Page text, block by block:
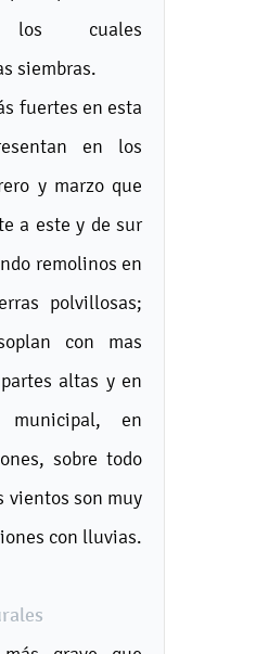
los cuales
siembras.
fuertes en esta
en los
y marzo que
a este y de sur
remolinos en
polvillosas;
con mas
altas y en
municipal, en
sobre todo
vientos son muy
con lluvias.